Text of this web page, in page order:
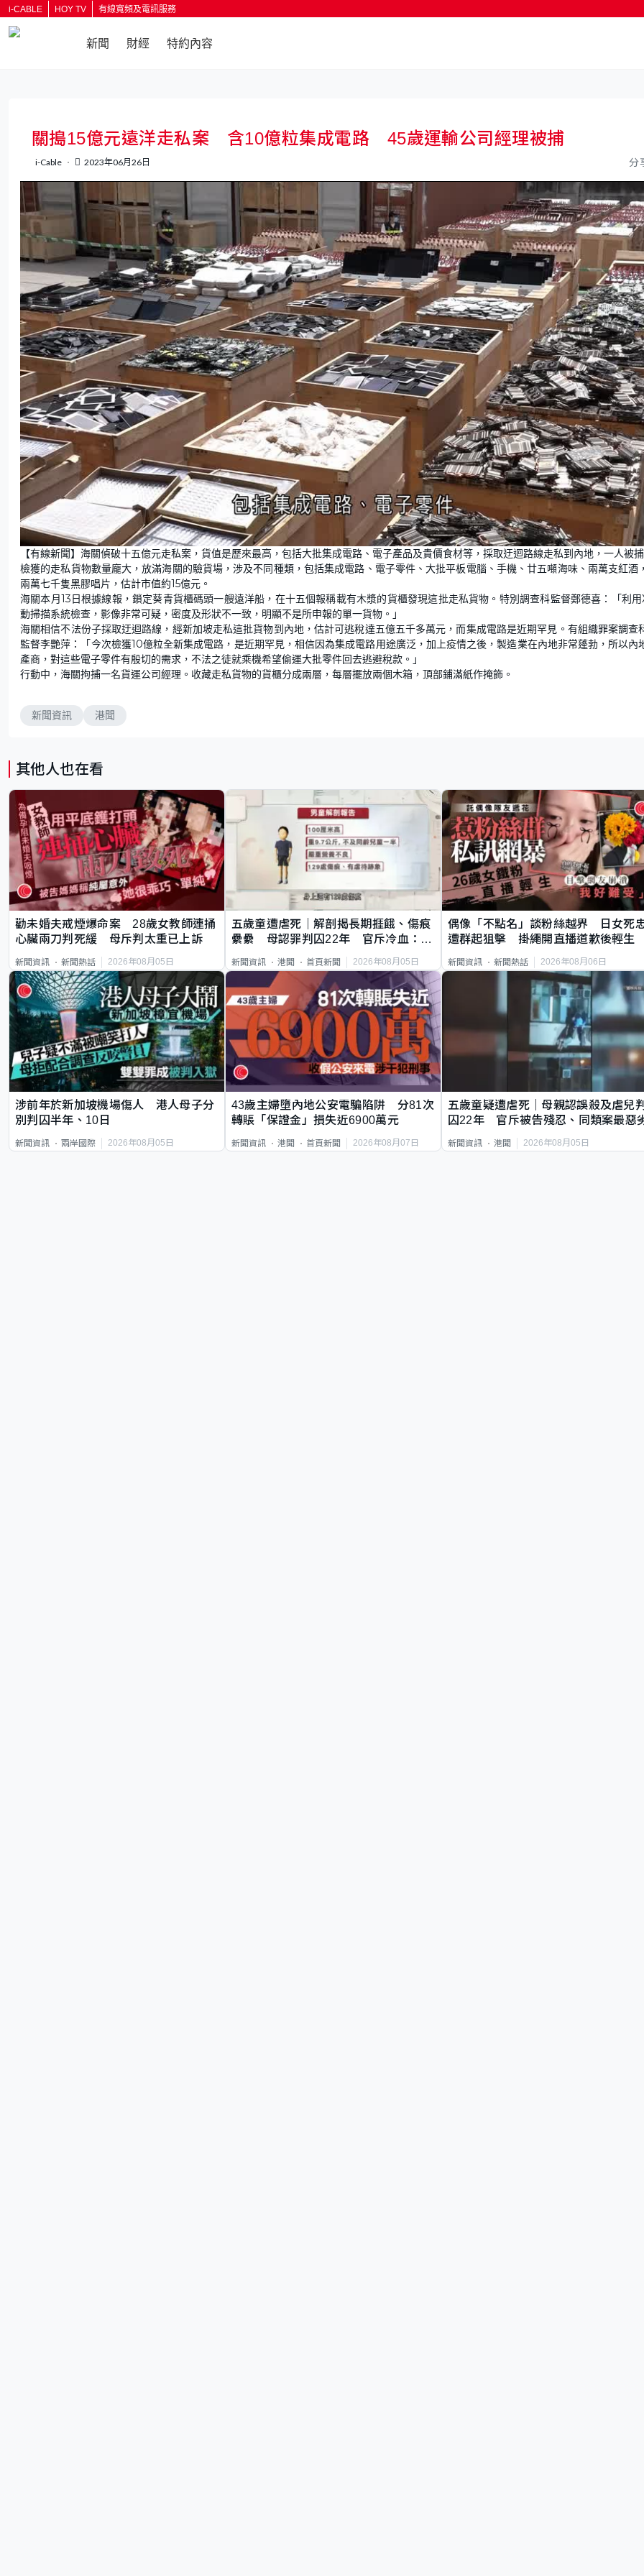
i-CABLE HOY TV 有線寬頻及電訊服務
新聞 財經 特約內容
關搗15億元遠洋走私案 含10億粒集成電路 45歲運輸公司經理被捕
i-Cable 2023年06月26日 分
【有線新聞】海關偵破十五億元走私案，貨值是歷來最高，包括大批集成電路、電子產品及貴價食材等，採取迂迴路線走私到內地，一人被
檢獲的走私貨物數量龐大，放滿海關的驗貨場，涉及不同種類，包括集成電路、電子零件、大批平板電腦、手機、廿五噸海味、兩萬支紅酒
兩萬七千隻黑膠唱片，估計市值約15億元。
海關本月13日根據線報，鎖定葵青貨櫃碼頭一艘遠洋船，在十五個報稱載有木漿的貨櫃發現這批走私貨物。特別調查科監督鄭德喜：「利
動掃描系統檢查，影像非常可疑，密度及形狀不一致，明顯不是所申報的單一貨物。」
海關相信不法份子採取迂迴路線，經新加坡走私這批貨物到內地，估計可逃稅達五億五千多萬元，而集成電路是近期罕見。有組織罪案調查
監督李艷萍：「今次檢獲10億粒全新集成電路，是近期罕見，相信因為集成電路用途廣泛，加上疫情之後，製造業在內地非常蓬勃，所以內
產商，對這些電子零件有殷切的需求，不法之徒就乘機希望偷運大批零件回去逃避稅款。」
行動中，海關拘捕一名貨運公司經理。收藏走私貨物的貨櫃分成兩層，每層擺放兩個木箱，頂部鋪滿紙作掩飾。
新聞資訊 港聞
其他人也在看
勸未婚夫戒煙爆命案 28歲女教師連捅
心臟兩刀判死緩 母斥判太重已上訴
新聞資訊 新聞熱話 2026年08月05日
五歲童遭虐死｜解剖揭長期捱餓、傷痕
纍纍 母認罪判囚22年 官斥冷血：同
新聞資訊 港聞 首頁新聞 2026年08月05日
偶像「不點名」談粉絲越界 日女死
遭群起狙擊 掛繩開直播道歉後輕生
新聞資訊 新聞熱話 2026年08月06日
涉前年於新加坡機場傷人 港人母子分
別判囚半年、10日
新聞資訊 兩岸國際 2026年08月05日
43歲主婦墮內地公安電騙陷阱 分81次
轉賬「保證金」損失近6900萬元
新聞資訊 港聞 首頁新聞 2026年08月07日
五歲童疑遭虐死｜母親認誤殺及虐兒
囚22年 官斥被告殘忍、同類案最惡
新聞資訊 港聞 2026年08月05日